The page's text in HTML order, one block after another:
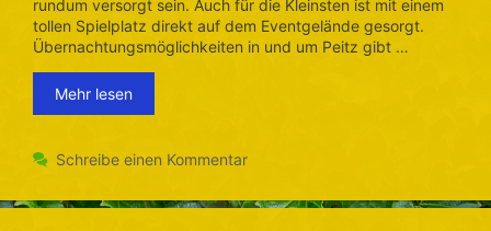
rundum versorgt sein. Auch für die Kleinsten ist mit einem
tollen Spielplatz direkt auf dem Eventgelände gesorgt.
Übernachtungsmöglichkeiten in und um Peitz gibt …
Mehr lesen
Schreibe einen Kommentar